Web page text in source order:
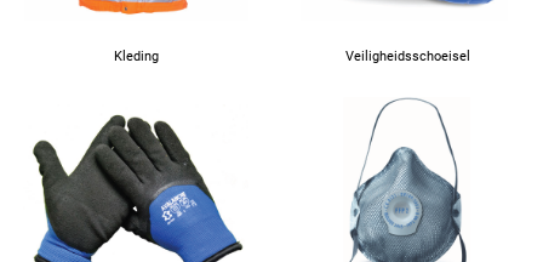
Kleding Veiligheidsschoeisel